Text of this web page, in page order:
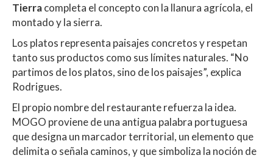
Tierracompleta el concepto con la llanura agrícola, el
montado y la sierra.
Los platos representa paisajes concretos y respetan
tanto sus productos como sus límites naturales. “No
partimos de los platos, sino de los paisajes”, explica
Rodrigues.
El propio nombre del restaurante refuerza la idea.
MOGO proviene de una antigua palabra portuguesa
que designa un marcador territorial, un elemento que
delimita o señala caminos, y que simboliza la noción de